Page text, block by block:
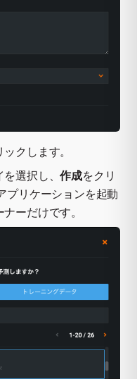
ックします。
を選択し、作成をクリ
プリケーションを起動
ーだけです。